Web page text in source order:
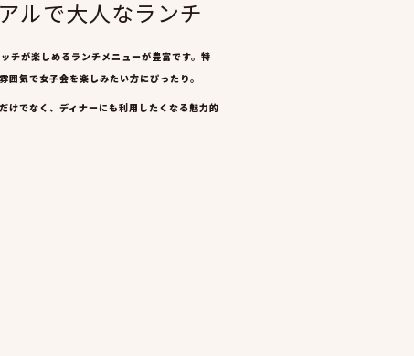
ルで大人なランチ
チが楽しめるランチメニューが豊富です。特
気で女子会を楽しみたい方にぴったり。
けでなく、ディナーにも利用したくなる魅力的